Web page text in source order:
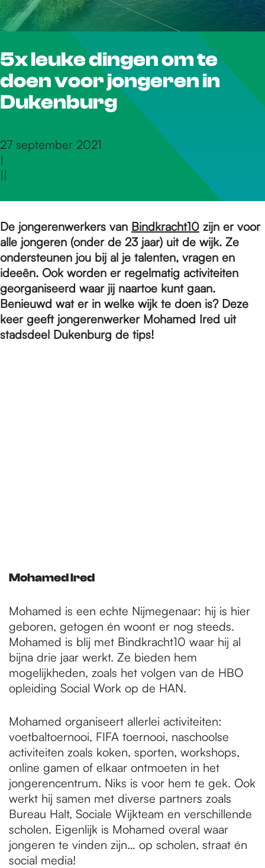
r
d
e
o
m
e
p
5x leuke dingen om te
doen voor jongeren in
Dukenburg
27 september 2021
|
||
De jongerenwerkers van Bindkracht10 zijn er voor
alle jongeren (onder de 23 jaar) uit de wijk. Ze
ondersteunen jou bij al je talenten, vragen en
ideeën. Ook worden er regelmatig activiteiten
georganiseerd waar jij naartoe kunt gaan.
Benieuwd wat er in welke wijk te doen is? Deze
keer geeft jongerenwerker Mohamed Ired uit
stadsdeel Dukenburg de tips!
Mohamed Ired
Mohamed is een echte Nijmegenaar: hij is hier
geboren, getogen én woont er nog steeds.
Mohamed is blij met Bindkracht10 waar hij al
bijna drie jaar werkt. Ze bieden hem
mogelijkheden, zoals het volgen van de HBO
opleiding Social Work op de HAN.
Mohamed organiseert allerlei activiteiten:
voetbaltoernooi, FIFA toernooi, naschoolse
activiteiten zoals koken, sporten, workshops,
online gamen of elkaar ontmoeten in het
jongerencentrum. Niks is voor hem te gek. Ook
werkt hij samen met diverse partners zoals
Bureau Halt, Sociale Wijkteam en verschillende
scholen. Eigenlijk is Mohamed overal waar
jongeren te vinden zijn… op scholen, straat én
social media!